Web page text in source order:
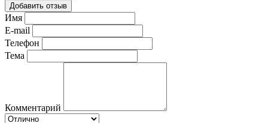
Добавить отзыв
Имя
E-mail
Телефон
Тема
Комментарий